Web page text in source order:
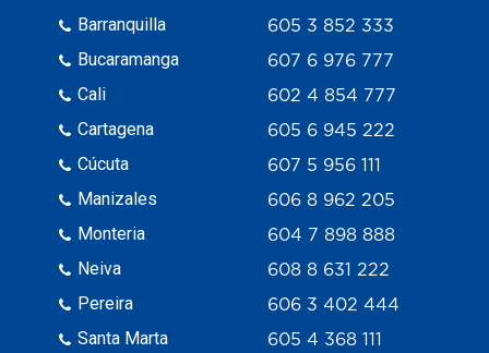
Barranquilla
Bucaramanga
Cali
Cartagena
Cúcuta
Manizales
Monteria
Neiva
Pereira
Santa Marta
605 3 852 333
607 6 976 777
602 4 854 777
605 6 945 222
607 5 956 111
606 8 962 205
604 7 898 888
608 8 631 222
606 3 402 444
605 4 368 111